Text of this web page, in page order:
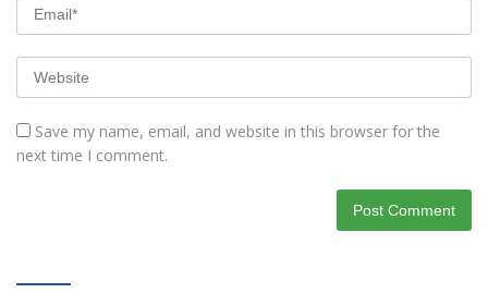
Save my name, email, and website in this browser for the
next time I comment.